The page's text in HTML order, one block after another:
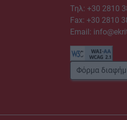
Τηλ: +30 2810
Fax: +30 2810
Email:
Φόρμα